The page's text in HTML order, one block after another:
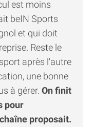
est moins
beIN Sports
et qui doit
Reste le
après l'autre
une bonne
à gérer. On finit
pour
proposait.